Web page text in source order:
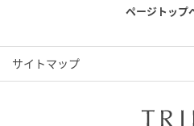
調査対象：「2025年の間に
いるお客さまを担当したこと
ル 調査方法：インターネッ
ページトップ
サイトマップ